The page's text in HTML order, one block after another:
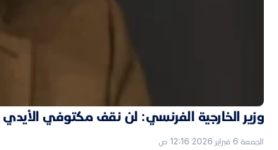
وزير الخارجية الفرنسي: لن نقف مكتوفي
الجمعة 6 فبراير 2026 12:16 ص